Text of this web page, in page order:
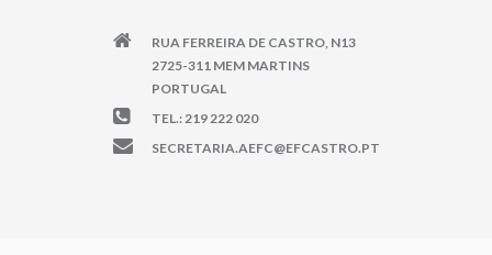
RUA FERREIRA DE CASTRO, N13
2725-311 MEM MARTINS
PORTUGAL
TEL.: 219 222 020
SECRETARIA.AEFC@EFCASTRO.PT